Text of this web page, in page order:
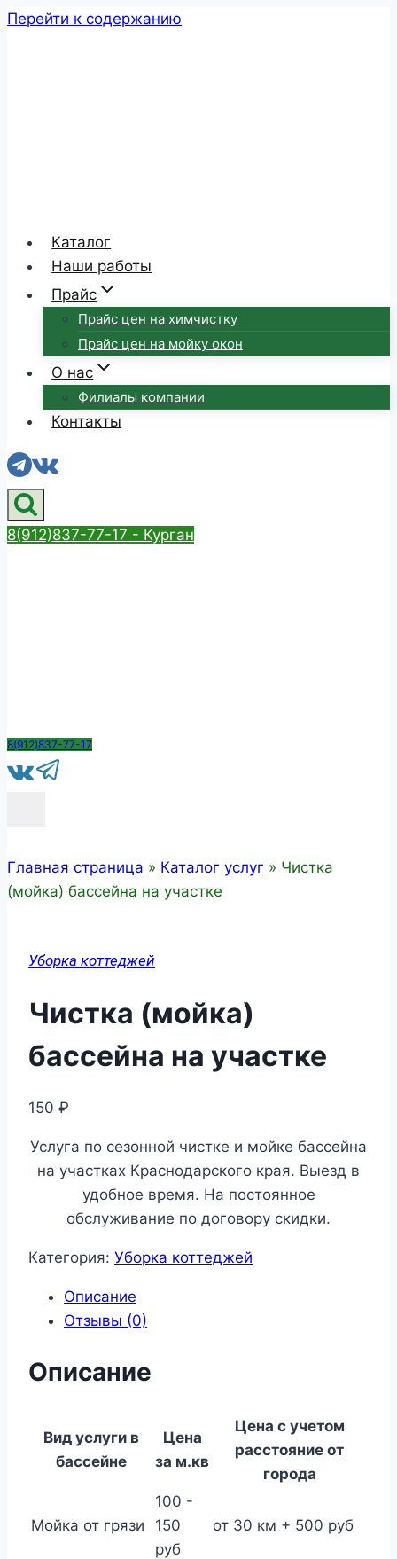
Перейти к содержанию
Каталог
Наши работы
Прайс
Прайс цен на химчистку
Прайс цен на мойку окон
О нас
Филиалы компании
Контакты
8(912)837-77-17 - Курган
8(912)837-77-17
Главная страница » Каталог услуг » Чистка
(мойка) бассейна на участке
Уборка коттеджей
Чистка (мойка)
бассейна на участке
150 ₽
Услуга по сезонной чистке и мойке бассейна
на участках Краснодарского края. Выезд в
удобное время. На постоянное
обслуживание по договору скидки.
Категория: Уборка коттеджей
Описание
Отзывы (0)
Описание
Вид услуги в
бассейне
Цена
за м.кв
Цена с учетом
расстояние от
города
Мойка от грязи
100 -
150
руб
от 30 км + 500 руб